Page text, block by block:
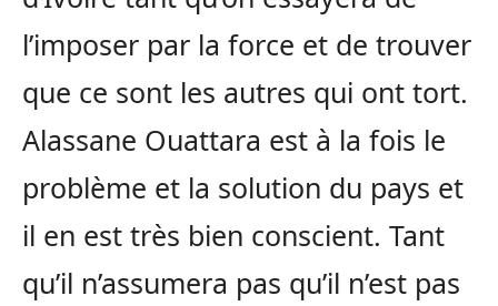
l’imposer par la force et de trouver
que ce sont les autres qui ont tort.
Alassane Ouattara est à la fois le
problème et la solution du pays et
il en est très bien conscient. Tant
qu’il n’assumera pas qu’il n’est pas